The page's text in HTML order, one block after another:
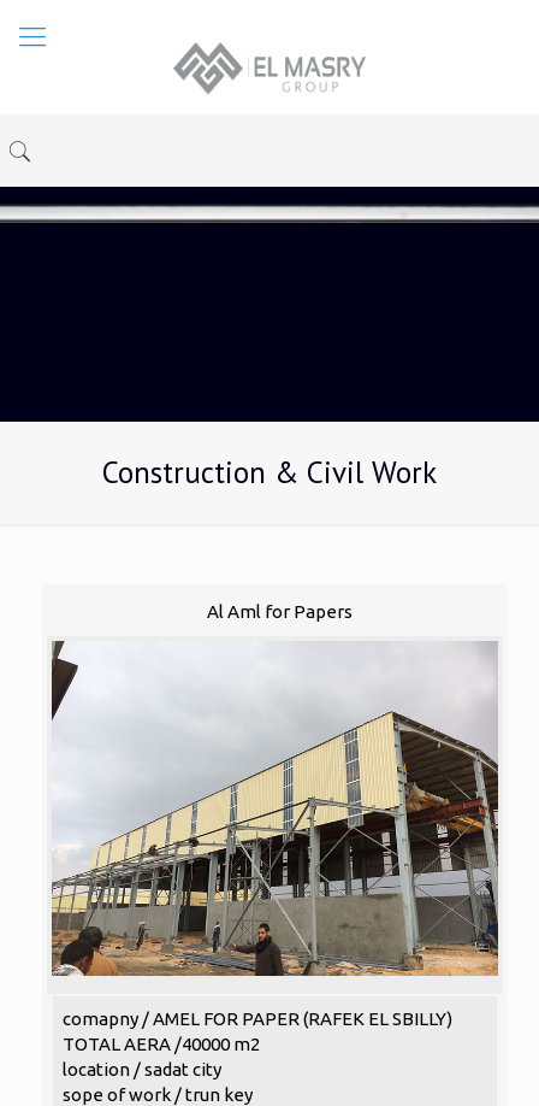
Construction & Civil Work
Al Aml for Papers
comapny / AMEL FOR PAPER (RAFEK EL SBILLY)
TOTAL AERA /40000 m2
location / sadat city
sope of work / trun key